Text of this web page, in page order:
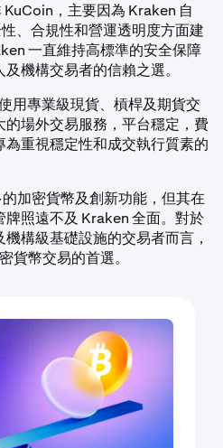
，主要因為 Kraken 自
、合規性和營運透明度方面建
一直維持高標準的安全保障
機構交易者的信賴之選。
用專業級現貨、槓桿及期貨交
場外交易服務，平台穩定，費
重視穩定性和成交執行質素的
加密貨幣及創新功能，但其在
照遠不及 Kraken 全面。對於
構級基礎設施的交易者而言，
貨幣交易的首選。